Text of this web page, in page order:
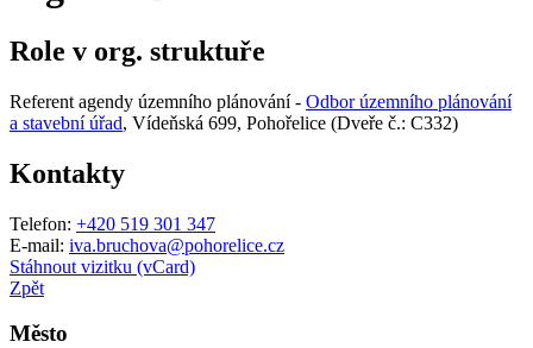
Role v org. struktuře
Referent agendy územního plánování - Odbor územního plánování
a stavební úřad, Vídeňská 699, Pohořelice (Dveře č.: C332)
Kontakty
Telefon: +420 519 301 347
E-mail: iva.bruchova@pohorelice.cz
Stáhnout vizitku (vCard)
Zpět
Město